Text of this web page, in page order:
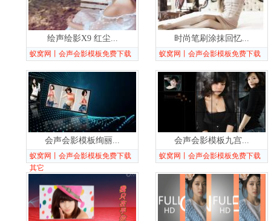
绘声绘影X9 红尘...
蚁窝网丨会声会影模板免费下载
时尚笔刷涂抹回忆...
蚁窝网丨会声会影模板免费下载
会声会影模板绚丽...
蚁窝网丨会声会影模板免费下载
其它
会声会影模板九宫...
蚁窝网丨会声会影模板免费下载